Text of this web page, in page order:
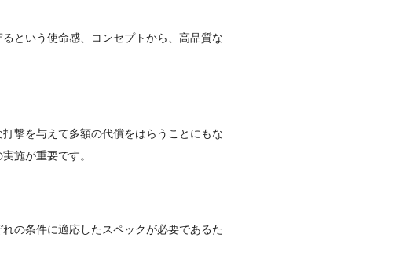
という使命感、コンセプトから、高品質な
撃を与えて多額の代償をはらうことにもな
施が重要です。
の条件に適応したスペックが必要であるた